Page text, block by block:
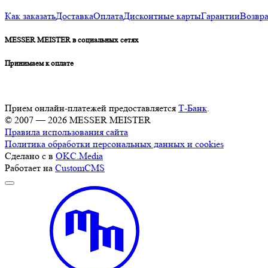
Как заказатьДоставкаОплатаДисконтные картыГарантии
MESSER MEISTER в социальных сетях
Принимаем к оплате
Прием онлайн-платежей предоставляется Т-Банк
© 2007 — 2026 MESSER MEISTER
Правила использования сайта
Политика обработки персональных данных и cookies
Сделано с в OKC.Media
Работает на CustomCMS